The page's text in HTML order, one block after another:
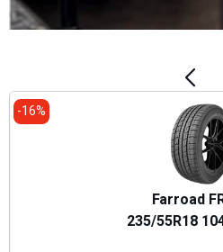
16%-
Farroad
235/55R18